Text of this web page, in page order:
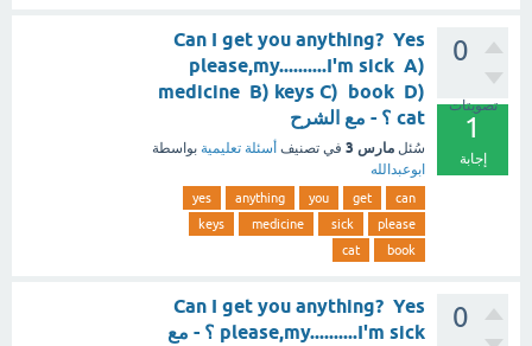
0
تصويتات
1
إجابة
Can I get you anything? Yes
please,my..........I'm sick A)
medicine B) keys C) book D)
cat ؟ - مع الشرح
سُئل مارس 3 في تصنيف أسئلة تعليمية بواسطة
ابوعبدالله
can
get
you
anything
yes
please
sick
medicine
keys
book
cat
0
Can I get you anything? Yes
please,my..........I'm sick ؟ - مع